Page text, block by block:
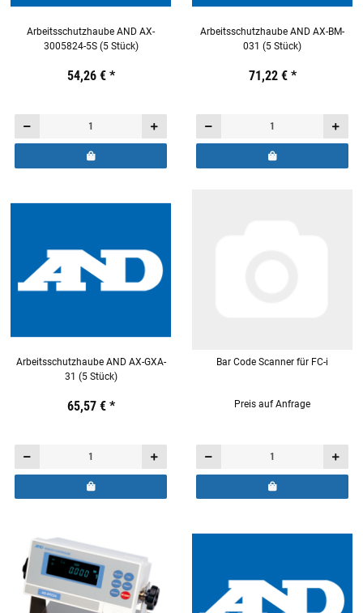
Arbeitsschutzhaube AND AX-
3005824-5S (5 Stück)
19,44 €inkl. 19% USt.
54,26 € *
Arbeitsschutzhaube AND AX-BM-
031 (5 Stück)
19,44 €inkl. 19% USt.
71,22 € *
Arbeitsschutzhaube AND AX-GXA-
31 (5 Stück)
19,44 €inkl. 19% USt.
65,57 € *
Bar Code Scanner für FC-i
19,44 €inkl. 19% USt.
Preis auf Anfrage